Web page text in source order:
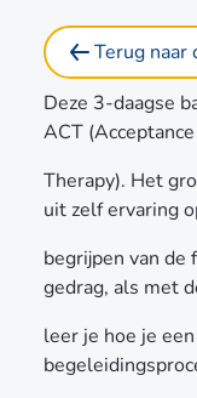
Terug naar
Deze 3-daagse
ACT
Therapy). Het
uit zelf ervaring
begrijpen van de
gedrag, als met
leer je hoe je